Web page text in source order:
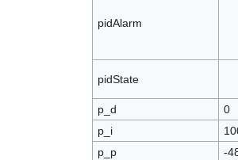
pidAlarm
pidState
p_d
0
p_i
p_p
-